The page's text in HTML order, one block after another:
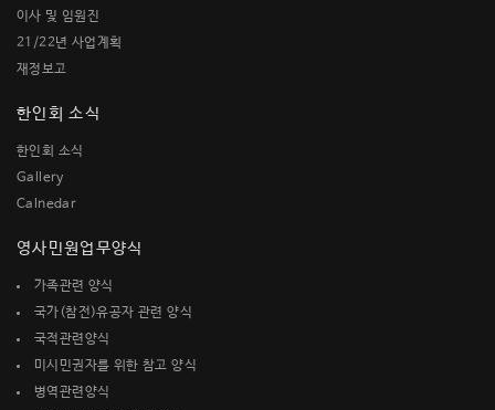
이사 및 임원진
21/22년 사업계획
재정보고
한인회 소식
한인회 소식
Gallery
Calnedar
영사민원업무양식
가족관련 양식
국가(참전)유공자 관련 양식
국적관련양식
미시민권자를 위한 참고 양식
병역관련양식